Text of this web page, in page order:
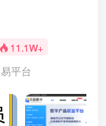
11.1W+
平台